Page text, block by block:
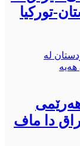
تورکیا
دا ماف